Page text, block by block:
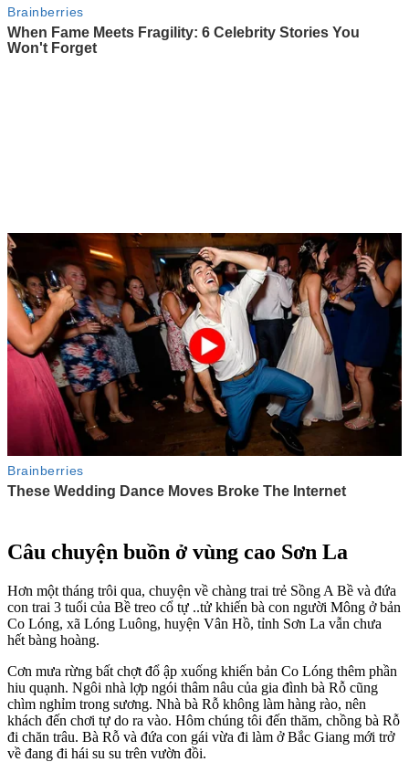
Câu chuyện buồn ở vùng cao Sơn La
Hơn một tháng trôi qua, chuyện về chàng trai trẻ Sồng A Bề và đứa
con trai 3 tuổi của Bề tre‌o c‌ổ tự ..tử khiến bà con người Mông ở bản
Co Lóng, xã Lóng Luông, huyện Vân Hồ, tỉnh Sơn La vẫn chưa
hết bàng hoàng.
Cơn mưa rừng bất chợt đổ ập xuống khiến bản Co Lóng thêm phần
hiu quạnh. Ngôi nhà lợp ngói thâm nâu của gia đình bà Rỗ cũng
chìm nghỉm trong sương. Nhà bà Rỗ không làm hàng rào, nên
khách đến chơi tự do ra vào. Hôm chúng tôi đến thăm, chồng bà Rỗ
đi chăn trâu. Bà Rỗ và đứa con gái vừa đi làm ở Bắc Giang mới trở
về đang đi hái su su trên vườn đồi.